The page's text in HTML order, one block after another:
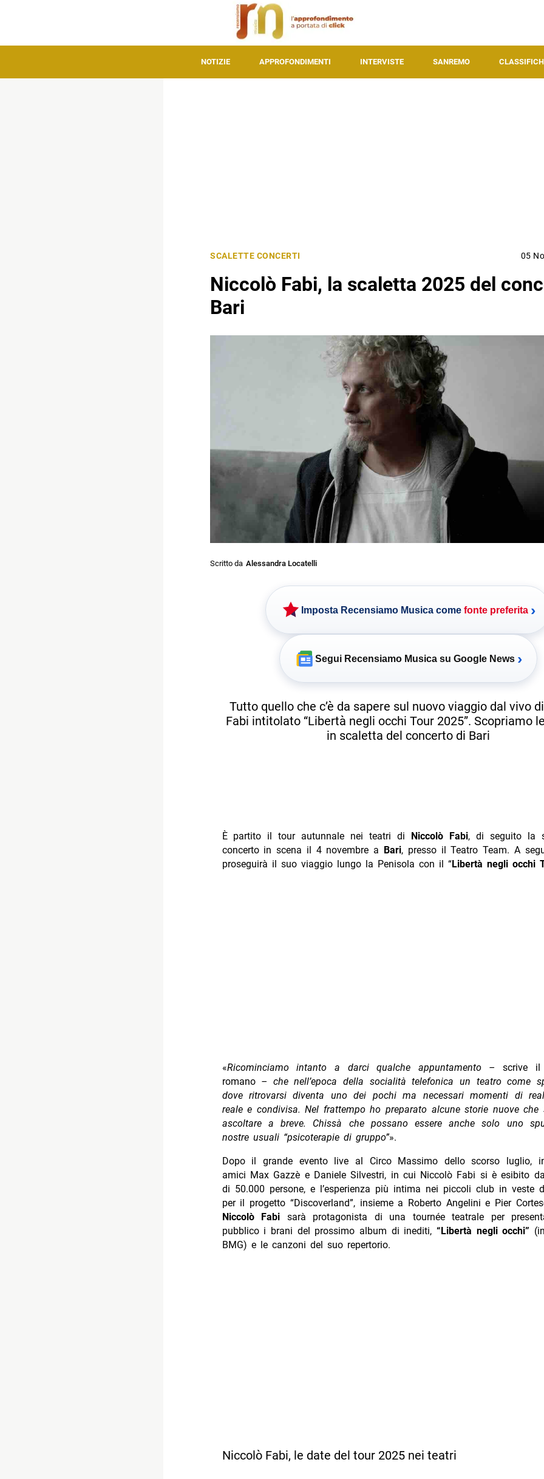
NOTIZIE APPROFONDIMENTI INTERVISTE SANREMO
SCALETTE CONCERTI 05
Niccolò Fabi, la scaletta 2025 del
Bari
Scritto da Alessandra Locatelli
Imposta Recensiamo Musica come fonte preferita ›
Segui Recensiamo Musica su Google News ›
Tutto quello che c’è da sapere sul nuovo viaggio dal vivo
Fabi intitolato “Libertà negli occhi Tour 2025”. Scopriamo
in scaletta del concerto di Bari
È partito il tour autunnale nei teatri di Niccolò Fabi, di seguito la
concerto in scena il 4 novembre a
Bari, presso il Teatro Team. A
proseguirà il suo viaggio lungo la Penisola con il “Libertà negli occhi
«Ricominciamo intanto a darci qualche appuntamento –scrive il
romano– che nell’epoca della socialità telefonica un teatro come
dove ritrovarsi diventa uno dei pochi ma necessari momenti di
reale e condivisa. Nel frattempo ho preparato alcune storie nuove che
ascoltare a breve. Chissà che possano essere anche solo uno
nostre usuali “psicoterapie di gruppo”».
Dopo il grande evento live al Circo Massimo dello scorso luglio,
amici Max Gazzè e Daniele Silvestri, in cui Niccolò Fabi si è esibito
di 50.000 persone, e l’esperienza più intima nei piccoli club in veste
per il progetto “Discoverland”, insieme a Roberto Angelini e Pier
Niccolò Fabi sarà protagonista di una tournée teatrale per
pubblico i brani del prossimo album di inediti, “Libertà negli occhi”
BMG) e le canzoni del suo repertorio.
Niccolò Fabi, le date del tour 2025 nei teatri